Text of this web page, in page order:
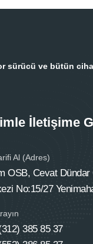
sürücü ve bütün
İletişime
Al (Adres)
OSB, Cevat Dündar
No:15/27
385 85 37